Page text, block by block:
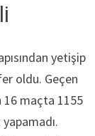
yetişip
oldu. Geçen
16 maçta 1155